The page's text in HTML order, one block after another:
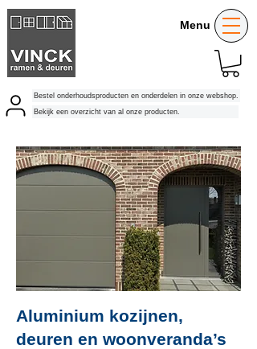
Bekijk een overzicht van al onze producten.
Bestel onderhoudsproducten en onderdelen in onze webshop.
Menu
Aluminium kozijnen,
deuren en woonveranda’s